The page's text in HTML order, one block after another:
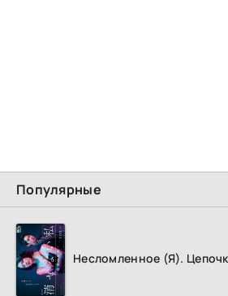
Популярные
Несломленное (Я).